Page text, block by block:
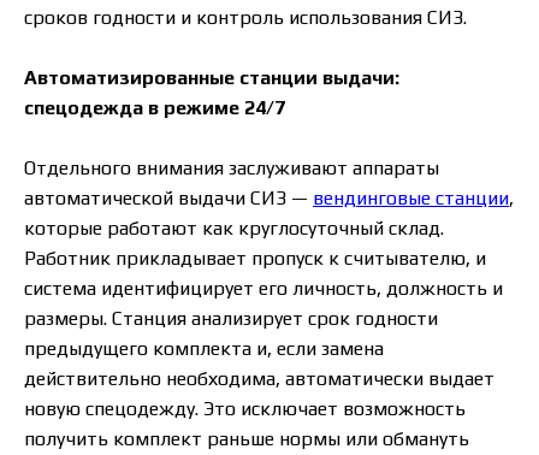
сроков годности и контроль использования СИЗ.
Автоматизированные станции выдачи:
спецодежда в режиме 24/7
Отдельного внимания заслуживают аппараты
автоматической выдачи СИЗ — вендинговые станции,
которые работают как круглосуточный склад.
Работник прикладывает пропуск к считывателю, и
система идентифицирует его личность, должность и
размеры. Станция анализирует срок годности
предыдущего комплекта и, если замена
действительно необходима, автоматически выдает
новую спецодежду. Это исключает возможность
получить комплект раньше нормы или обмануть